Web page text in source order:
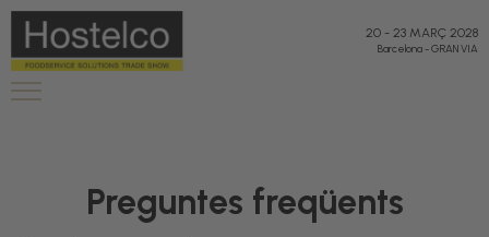
20 - 23 MARÇ 2028
Barcelona-GRAN VIA
Preguntes freqüents